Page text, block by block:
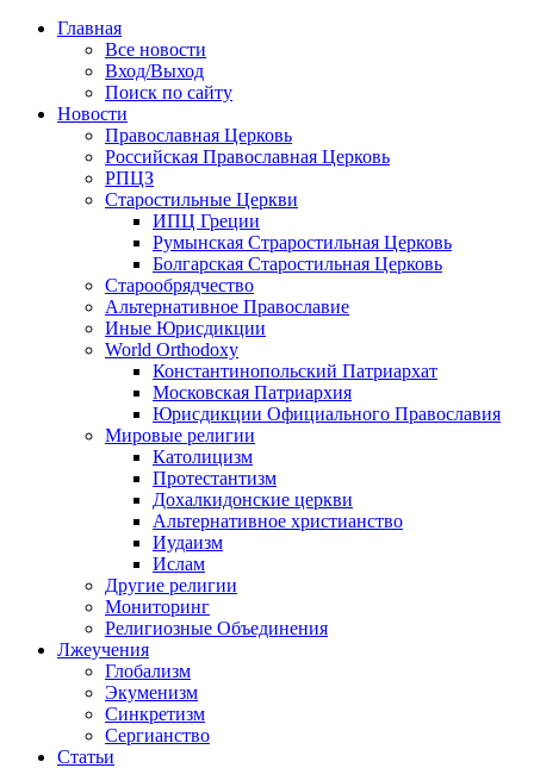
Главная
Все новости
Вход/Выход
Поиск по сайту
Новости
Православная Церковь
Российская Православная Церковь
РПЦЗ
Старостильные Церкви
ИПЦ Греции
Румынская Страростильная Церковь
Болгарская Старостильная Церковь
Старообрядчество
Альтернативное Православие
Иные Юрисдикции
World Orthodoxy
Константинопольский Патриархат
Московская Патриархия
Юрисдикции Официального Православия
Мировые религии
Католицизм
Протестантизм
Дохалкидонские церкви
Альтернативное христианство
Иудаизм
Ислам
Другие религии
Мониторинг
Религиозные Объединения
Лжеучения
Глобализм
Экуменизм
Синкретизм
Сергианство
Статьи